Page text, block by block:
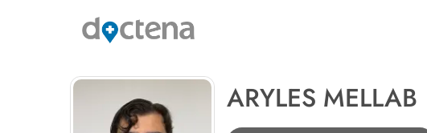
ARYLES MELLAB